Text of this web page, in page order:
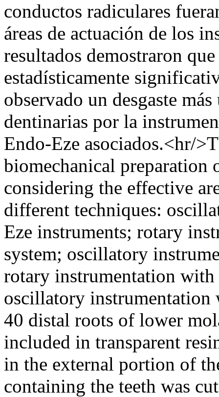
conductos radiculares
áreas de actuación de los
resultados demostraron
estadísticamente
observado un desgaste
dentinarias por la
Endo-Eze asociados.<hr/
biomechanical preparation
considering the effective
different techniques:
Eze instruments; rotary
system; oscillatory
rotary instrumentation with
oscillatory instrumentation
40 distal roots of lower
included in transparent
in the external portion of
containing the teeth was